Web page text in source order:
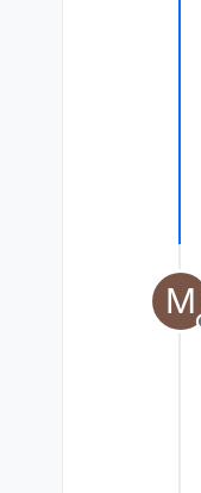
M